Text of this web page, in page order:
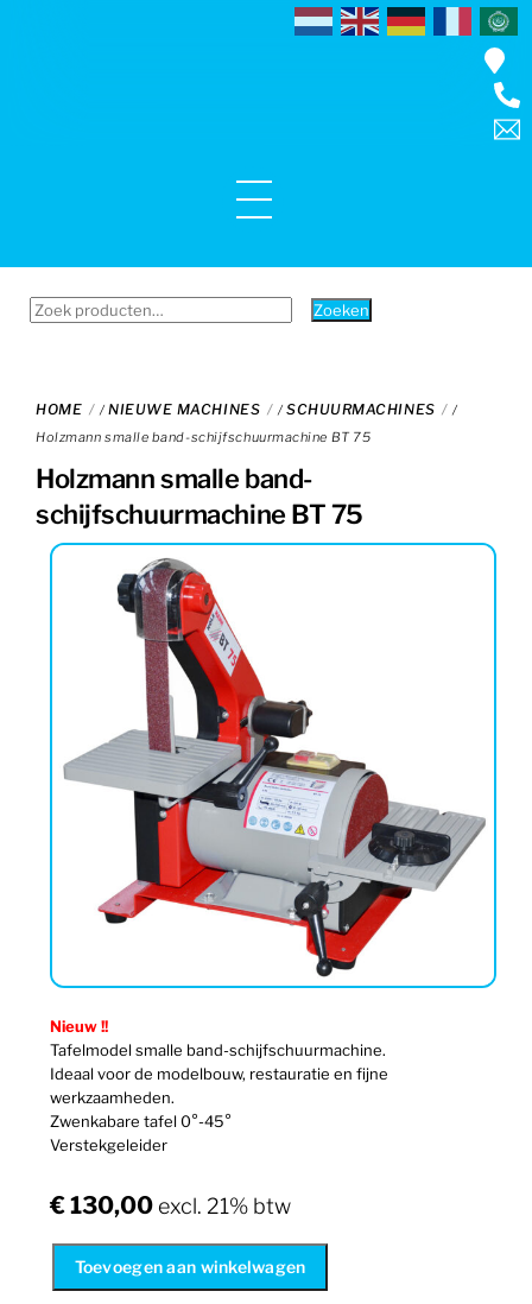
Menu
Zoeken
Zoeken
HOME / NIEUWE MACHINES / SCHUURMACHINES
/
Holzmann smalle band-schijfschuurmachine BT 75
Holzmann smalle band-
schijfschuurmachine BT 75
Nieuw !!
Tafelmodel smalle band-schijfschuurmachine.
Ideaal voor de modelbouw, restauratie en fijne
werkzaamheden.
Zwenkabare tafel 0°-45°
Verstekgeleider
€130,00 excl. 21% btw
Toevoegen aan winkelwagen